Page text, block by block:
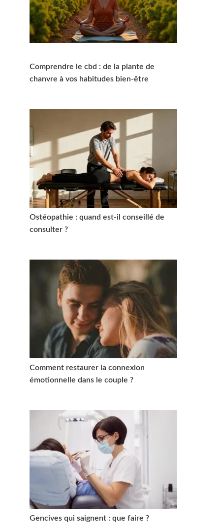
Comprendre le cbd : de la plante de
chanvre à vos habitudes bien-être
Ostéopathie : quand est-il conseillé de
consulter ?
Comment restaurer la connexion
émotionnelle dans le couple ?
Gencives qui saignent : que faire ?